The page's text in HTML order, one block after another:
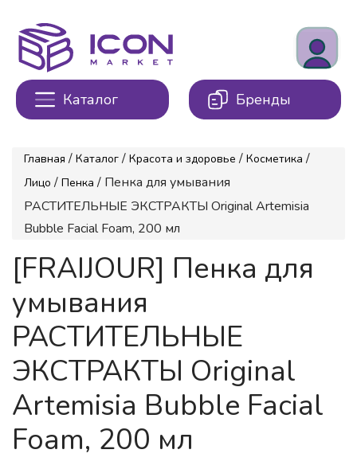
Каталог Бренды
Главная / Каталог / Красота и здоровье / Косметика /
Лицо / Пенка / Пенка для умывания
РАСТИТЕЛЬНЫЕ ЭКСТРАКТЫ Original Artemisia
Bubble Facial Foam, 200 мл
[FRAIJOUR] Пенка для
умывания
РАСТИТЕЛЬНЫЕ
ЭКСТРАКТЫ Original
Artemisia Bubble Facial
Foam, 200 мл